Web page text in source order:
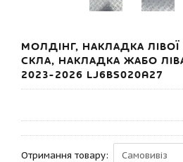
МОЛДІНГ, НАКЛАДКА
СКЛА, НАКЛАДКА ЖАБО ЛІВА
2023-2026 LJ6BS020A27
Отримання товару: